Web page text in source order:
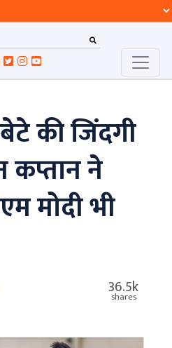
की जिंदगी
कप्तान ने
मोदी भी
36.5k
shares